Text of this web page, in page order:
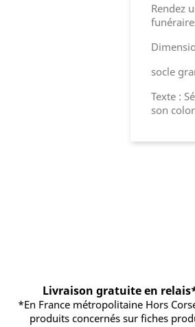
Rendez
socle
Texte :
son
Livraison gratuite en
*En France métropolitaine Hors
produits concernés sur fiches